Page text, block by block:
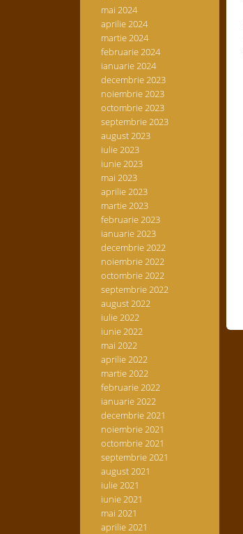
mai 2024
aprilie 2024
martie 2024
februarie 2024
ianuarie 2024
decembrie 2023
noiembrie 2023
octombrie 2023
septembrie 2023
august 2023
iulie 2023
iunie 2023
mai 2023
aprilie 2023
martie 2023
februarie 2023
ianuarie 2023
decembrie 2022
noiembrie 2022
octombrie 2022
septembrie 2022
august 2022
iulie 2022
iunie 2022
mai 2022
aprilie 2022
martie 2022
februarie 2022
ianuarie 2022
decembrie 2021
noiembrie 2021
octombrie 2021
septembrie 2021
august 2021
iulie 2021
iunie 2021
mai 2021
aprilie 2021